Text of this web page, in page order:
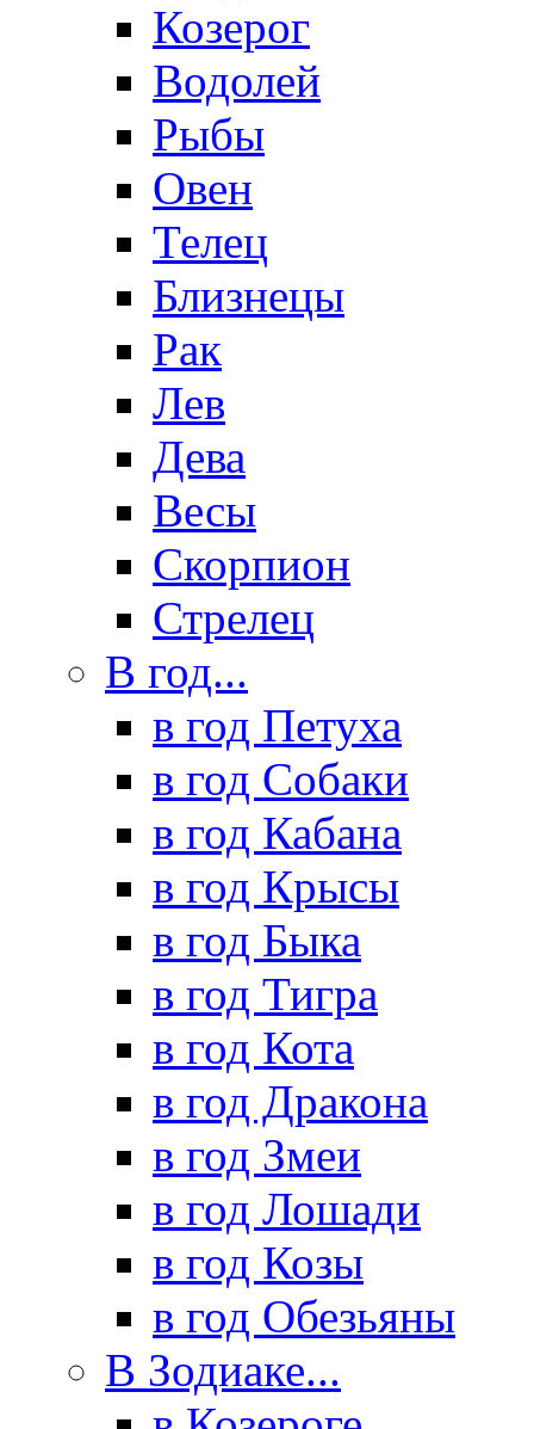
Козерог
Водолей
Рыбы
Овен
Телец
Близнецы
Рак
Лев
Дева
Весы
Скорпион
Стрелец
В год...
в год Петуха
в год Собаки
в год Кабана
в год Крысы
в год Быка
в год Тигра
в год Кота
в год Дракона
в год Змеи
в год Лошади
в год Козы
в год Обезьяны
В Зодиаке...